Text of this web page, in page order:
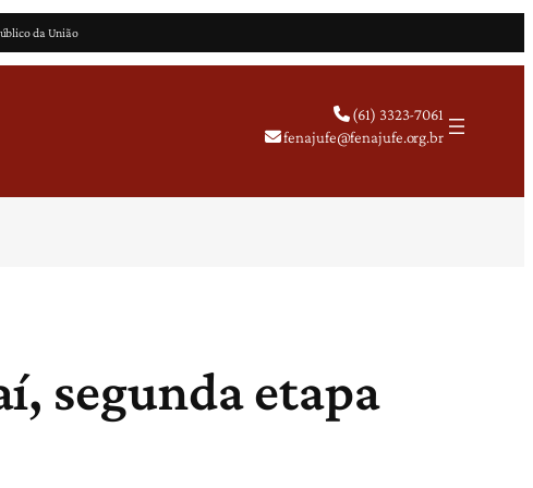
da União
(61) 3323-7061
fenajufe@fenajufe.org.br
segunda etapa